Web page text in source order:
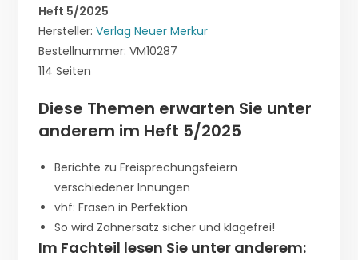
Heft 5/2025
Hersteller:Verlag Neuer Merkur
Bestellnummer: VM10287
114 Seiten
Diese Themen erwarten Sie unter
anderem im Heft 5/2025
Berichte zu Freisprechungsfeiern
verschiedener Innungen
vhf: Fräsen in Perfektion
So wird Zahnersatz sicher und klagefrei!
Im Fachteil lesen Sie unter anderem: